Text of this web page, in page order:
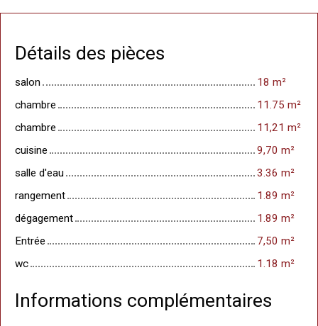
Détails des pièces
salon
18 m²
chambre
11.75 m²
chambre
11,21 m²
cuisine
9,70 m²
salle d'eau
3.36 m²
rangement
1.89 m²
dégagement
1.89 m²
Entrée
7,50 m²
wc
1.18 m²
Informations complémentaires